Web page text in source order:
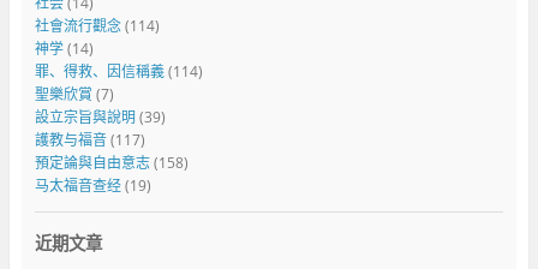
社會流行觀念(114)
神学(14)
罪、得救、因信稱義(114)
聖樂欣賞 (7)
設立宗旨與說明 (39)
護教与福音(117)
預定論與自由意志(158)
马太福音查经(19)
近期文章